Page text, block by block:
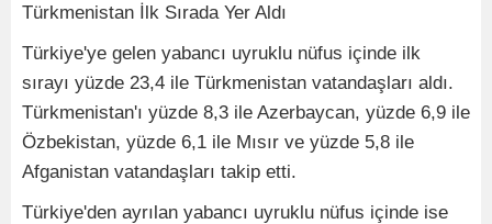
Türkmenistan İlk Sırada Yer Aldı
Türkiye'ye gelen yabancı uyruklu nüfus içinde ilk
sırayı yüzde 23,4 ile Türkmenistan vatandaşları aldı.
Türkmenistan'ı yüzde 8,3 ile Azerbaycan, yüzde 6,9 ile
Özbekistan, yüzde 6,1 ile Mısır ve yüzde 5,8 ile
Afganistan vatandaşları takip etti.
Türkiye'den ayrılan yabancı uyruklu nüfus içinde ise